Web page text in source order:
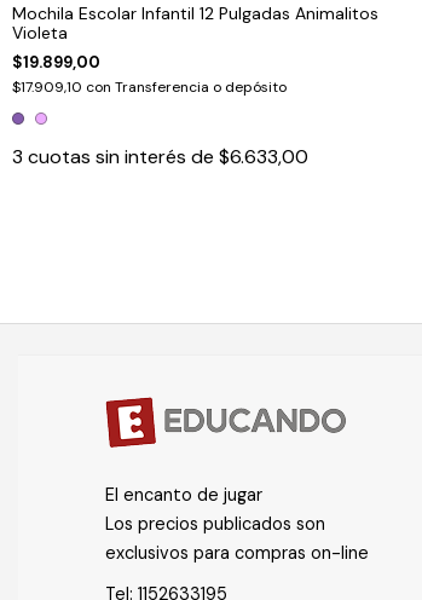
Mochila Escolar Infantil 12 Pulgadas Animalitos
Violeta
$19.899,00
$17.909,10 con Transferencia o depósito
3 cuotas sin interés de $6.633,00
El encanto de jugar
Los precios publicados son
exclusivos para compras on-line
Tel: 1152633195